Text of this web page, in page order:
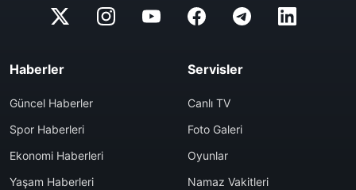
Haberler
Güncel Haberler
Spor Haberleri
Ekonomi Haberleri
Yaşam Haberleri
Servisler
Canlı TV
Foto Galeri
Oyunlar
Namaz Vakitleri